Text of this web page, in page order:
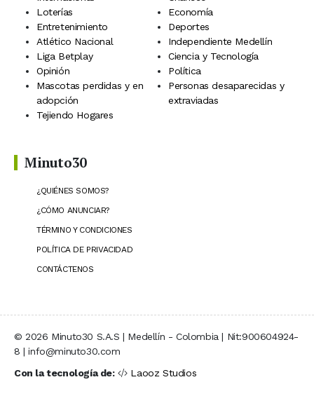
Loterías
Economía
Entretenimiento
Deportes
Atlético Nacional
Independiente Medellín
Liga Betplay
Ciencia y Tecnología
Opinión
Política
Mascotas perdidas y en
adopción
Personas desaparecidas y
extraviadas
Tejiendo Hogares
Minuto30
¿QUIÉNES SOMOS?
¿CÓMO ANUNCIAR?
TÉRMINO Y CONDICIONES
POLÍTICA DE PRIVACIDAD
CONTÁCTENOS
© 2026 Minuto30 S.A.S | Medellín - Colombia | Nit:900604924-
8 | info@minuto30.com
Con la tecnología de:
Laooz Studios